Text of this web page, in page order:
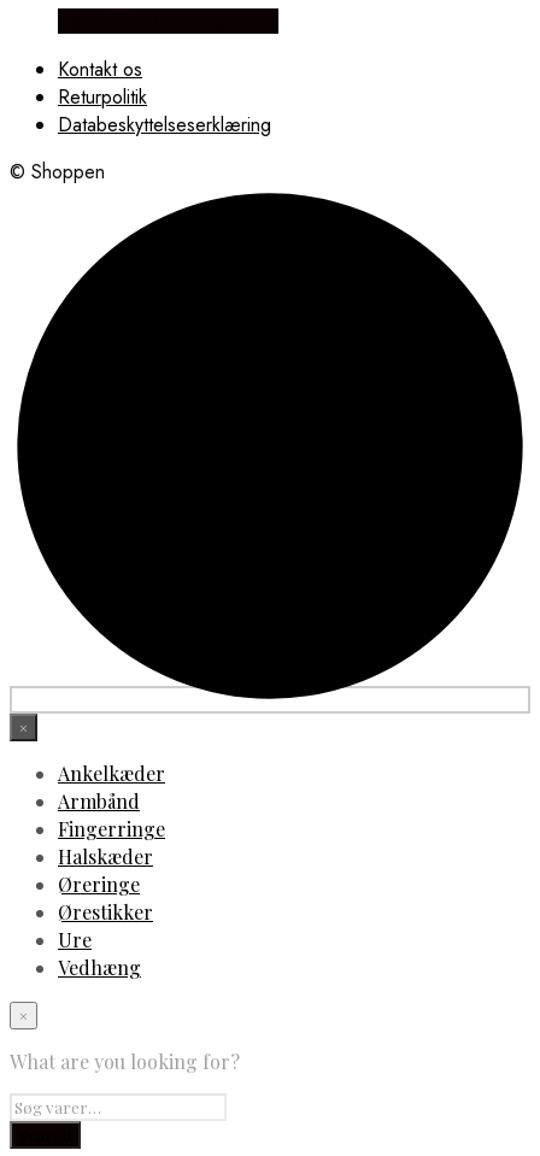
Kontakt os
Returpolitik
Databeskyttelseserklæring
© Shoppen
×
Ankelkæder
Armbånd
Fingerringe
Halskæder
Øreringe
Ørestikker
Ure
Vedhæng
×
What are you looking for?